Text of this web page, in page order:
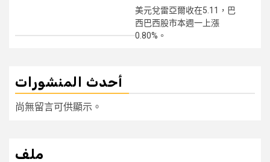
美元兌雷亞爾收在5.11，巴
西巴西股市本週一上漲
0.80%。
أحدث المنشورات
尚無留言可供顯示。
ملف